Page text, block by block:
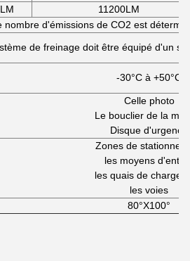
11200LM
nombre d'émissions de CO2 est
de freinage doit être équipé d'un
-30°C à +50°C
Celle photo
Le bouclier de la
Disque d'urgence
Zones de
les moyens
les quais de
les voies
80°X100°